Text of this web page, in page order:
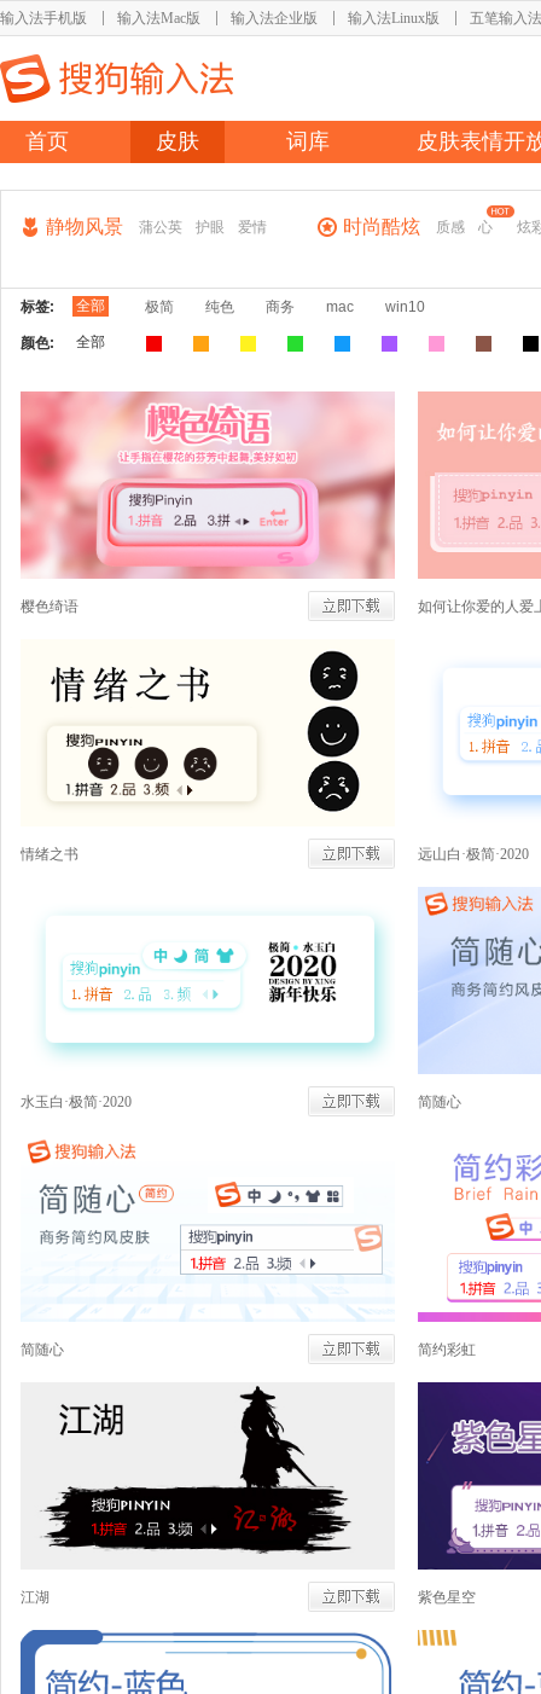
输入法手机版 输入法Mac版 输入法企业版 输入法Linux版 五笔输入法
首页 皮肤 词库 皮肤表情开
静物风景 蒲公英 护眼 爱情 时尚酷炫 质感 心 炫
标签: 全部 极简 纯色 商务 mac win10
颜色: 全部
樱色绮语 如何让你爱的人爱
情绪之书 远山白·极简·2020
水玉白·极简·2020 简随心
简随心 简约彩虹
江湖 紫色星空